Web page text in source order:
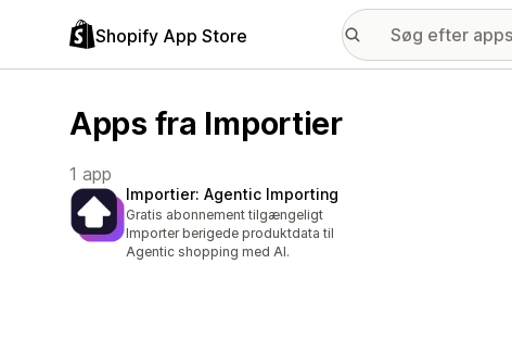
Shopify App Store
Apps fra Importier
1 app
Importier: Agentic Importing
Gratis abonnement tilgængeligt
Importer berigede produktdata til
Agentic shopping med AI.